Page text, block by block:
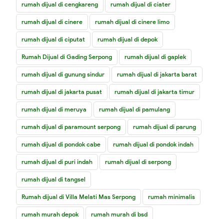
rumah dijual di cengkareng rumah dijual di ciater
rumah dijual di cinere rumah dijual di cinere limo
rumah dijual di ciputat rumah dijual di depok
Rumah Dijual di Gading Serpong rumah dijual di gaplek
rumah dijual di gunung sindur rumah dijual di jakarta barat
rumah dijual di jakarta pusat rumah dijual di jakarta timur
rumah dijual di meruya rumah dijual di pamulang
rumah dijual di paramount serpong rumah dijual di parung
rumah dijual di pondok cabe rumah dijual di pondok indah
rumah dijual di puri indah rumah dijual di serpong
rumah dijual di tangsel
Rumah dijual di Villa Melati Mas Serpong rumah minimalis
rumah murah depok rumah murah di bsd